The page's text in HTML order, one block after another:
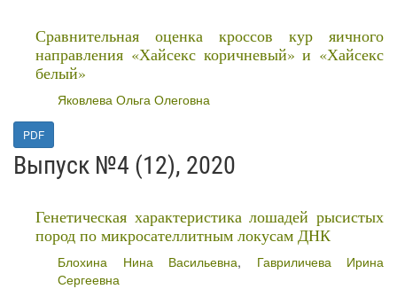
Сравнительная оценка кроссов кур яичного
направления «Хайсекс коричневый» и «Хайсекс
белый»
Яковлева Ольга Олеговна
PDF
Выпуск №4 (12), 2020
Генетическая характеристика лошадей рысистых
пород по микросателлитным локусам ДНК
Блохина Нина Васильевна, Гавриличева Ирина
Сергеевна